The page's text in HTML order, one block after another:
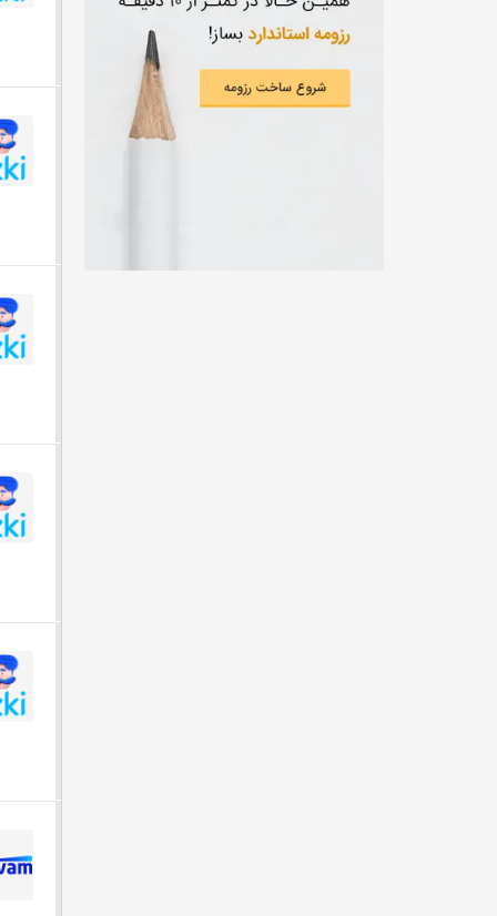
علوم زیستی و آزمایشگاهی
CEO
مهندسی کشاورزی
مهندسی نساجی، طراحی پارچه و لباس
از دويست ميليون تومان
از سيصد ميليون تومان
از چهارصد ميليون تومان
از پانصد ميليون تومان